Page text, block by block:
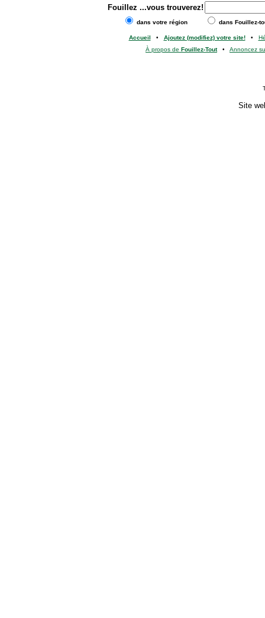
Fouillez ...vous trouverez!
dans votre région dans Fouillez-
Accueil • Ajoutez (modifiez) votre site!•
À propos de Fouillez-Tout• Annoncez
Site